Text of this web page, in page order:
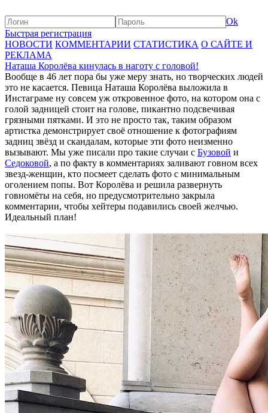
Ok
Быстрая регистрация
НОВОСТИ КОММЕНТАРИИ СТАТИСТИКА О САЙТЕ И
РЕКЛАМА
Наташа Королёва кинулась в наготу с головой!
Вообще в 46 лет пора бы уже меру знать, но творческих людей
это не касается. Певица Наташа Королёва выложила в
Инстаграме ну совсем уж откровенное фото, на котором она с
голой задницей стоит на голове, пикантно подсвечивая
грязными пятками. И это не просто так, таким образом
артистка демонстрирует своё отношение к фотографиям
задниц звёзд и скандалам, которые эти фото неизменно
вызывают. Мы уже писали про такие случаи с Бузовой и
Седоковой, а по факту в комментариях заливают говном всех
звезд-женщин, кто посмеет сделать фото с минимальным
оголением попы. Вот Королёва и решила развернуть
говномёты на себя, но предусмотрительно закрыла
комментарии, чтобы хейтеры подавились своей желчью.
Идеальный план!